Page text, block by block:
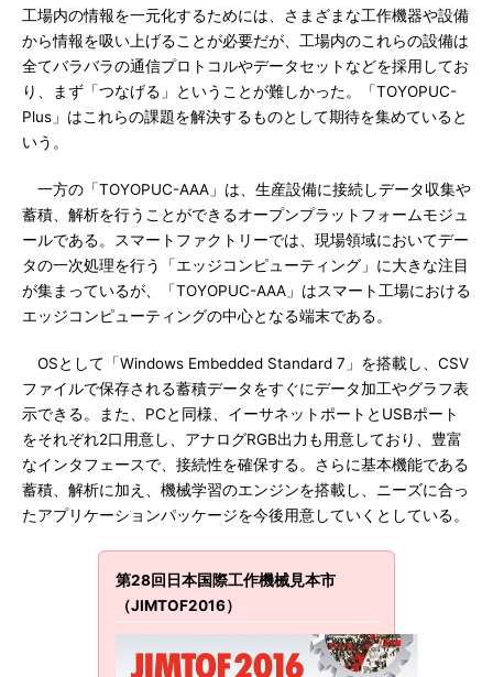
工場内の情報を一元化するためには、さまざまな工作機器や設備
から情報を吸い上げることが必要だが、工場内のこれらの設備は
全てバラバラの通信プロトコルやデータセットなどを採用してお
り、まず「つなげる」ということが難しかった。「TOYOPUC-
Plus」はこれらの課題を解決するものとして期待を集めていると
いう。
一方の「TOYOPUC-AAA」は、生産設備に接続しデータ収集や
蓄積、解析を行うことができるオープンプラットフォームモジュ
ールである。スマートファクトリーでは、現場領域においてデー
タの一次処理を行う「エッジコンピューティング」に大きな注目
が集まっているが、「TOYOPUC-AAA」はスマート工場における
エッジコンピューティングの中心となる端末である。
OSとして「Windows Embedded Standard 7」を搭載し、CSV
ファイルで保存される蓄積データをすぐにデータ加工やグラフ表
示できる。また、PCと同様、イーサネットポートとUSBポート
をそれぞれ2口用意し、アナログRGB出力も用意しており、豊富
なインタフェースで、接続性を確保する。さらに基本機能である
蓄積、解析に加え、機械学習のエンジンを搭載し、ニーズに合っ
たアプリケーションパッケージを今後用意していくとしている。
第28回日本国際工作機械見本市
（JIMTOF2016）